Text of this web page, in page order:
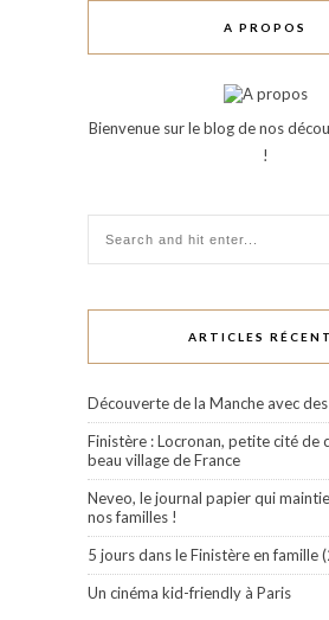
A PROPOS
Bienvenue sur le blog de nos
!
ARTICLES
Découverte de la Manche avec
Finistère : Locronan, petite cité de
beau village de France
Neveo, le journal papier qui
nos familles !
5 jours dans le Finistère en famille
Un cinéma kid-friendly à Paris